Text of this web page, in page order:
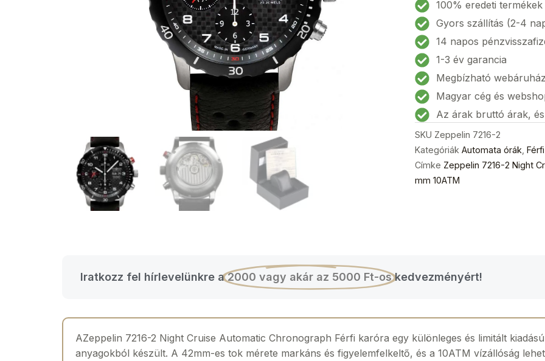
2
Night
Cruise
Automatic
Chronograph
Férfi
karóra
42
mm
10ATM
mennyiség
100% eredeti termékek
Gyors szállítás (2-4
14 napos
1-3 év garancia
Megbízható webáruház
Magyar cég és
Az árak bruttó árak,
SKU Zeppelin 7216-2
Kategóriák Automata órák
Címke Zeppelin 7216-2 Night
mm 10ATM
Iratkozz fel hírlevelünkre a2000 vagy akár az 5000 Ft-os kedvezményért!
AZeppelin 7216-2 Night Cruise Automatic Chronograph Férfi karóra egy különleges és limitált
anyagokból készült. A 42mm-es tok mérete markáns és figyelemfelkeltő, és a 10ATM vízállóság